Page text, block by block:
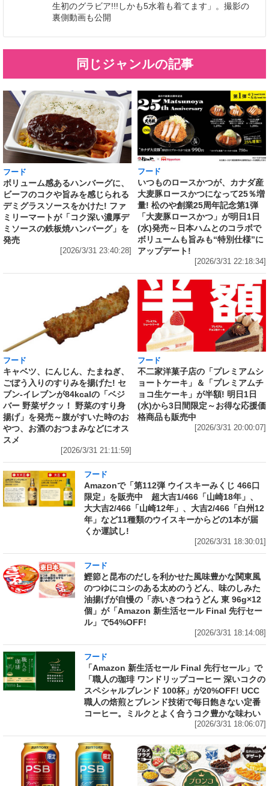
生初のグラビア!!!しかも5水着も着てます」。撮影の
裏側動画も公開
同じジャンルの記事
フード
ボリューム感あるハンバーグに、
ビーフのコクや旨みを感じられる
デミグラスソースをかけた! ファ
ミリーマートが「コク深い濃厚デ
ミソースの鉄板焼ハンバーグ」を
発売
[2026/3/31 23:40:28]
フード
いつものロースかつが、カナダ産
大麦豚ロースかつになって25％増
量! 松のや創業25周年記念第1弾
「大麦豚ロースかつ」が明日1日
(水)発売～日本ハムとのコラボで
ボリュームも旨みも“特別仕様”に
アップデート!
[2026/3/31 22:18:34]
フード
キャベツ、にんじん、たまねぎ、
ごぼう入りのすりみを揚げた! セ
ブン‐イレブンが84kcalの「ベジ
バー 野菜ザクッ！ 野菜のすり身
揚げ」を発売～腹がすいた時のお
やつ、お酒のおつまみなどにオス
スメ
[2026/3/31 21:11:59]
フード
不二家洋菓子店の「プレミアムシ
ョートケーキ」＆「プレミアムチ
ョコ生ケーキ」が半額! 明日1日
(水)から3日間限定～お得な応援価
格商品も販売中
[2026/3/31 20:00:07]
フード
Amazonで「第112弾 ウイスキーみくじ 466口
限定」を販売中 超大吉1/466「山崎18年」、
大大吉2/466「山崎12年」、大吉2/466「白州12
年」など11種類のウイスキーからどの1本が届
くか運試し!
[2026/3/31 18:30:01]
フード
鰹節と昆布のだしを利かせた風味豊かな関東風
のつゆにコシのある太めのうどん、味のしみた
油揚げが自慢の「赤いきつねうどん 東 96g×12
個」が「Amazon 新生活セール Final 先行セー
ル」で54%OFF!
[2026/3/31 18:14:08]
フード
「Amazon 新生活セール Final 先行セール」で
「職人の珈琲 ワンドリップコーヒー 深いコクの
スペシャルブレンド 100杯」が20%OFF! UCC
職人の焙煎とブレンド技術で毎日飽きない定番
コーヒー。ミルクとよく合うコク豊かな味わい
[2026/3/31 18:06:07]